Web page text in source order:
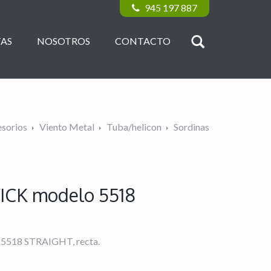
945 197 887
NOSOTROS CONTACTO
Viento Metal Tuba/helicon Sordinas
modelo 5518
STRAIGHT, recta.